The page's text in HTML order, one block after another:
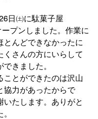
ープンしました。作業に
とんどできなかったに
くさんの方にいらして
きました。
とができたのは沢山
協力があったからで
いたします。ありがと